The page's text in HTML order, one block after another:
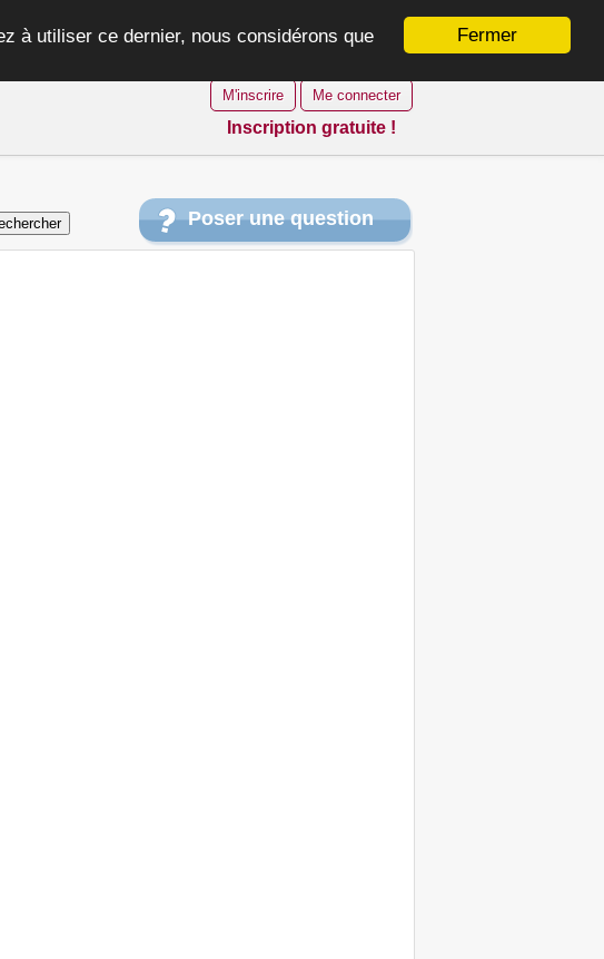
Fermer
à utiliser ce dernier, nous considérons que
M'inscrire Me connecter
Inscription gratuite !
Poser une question